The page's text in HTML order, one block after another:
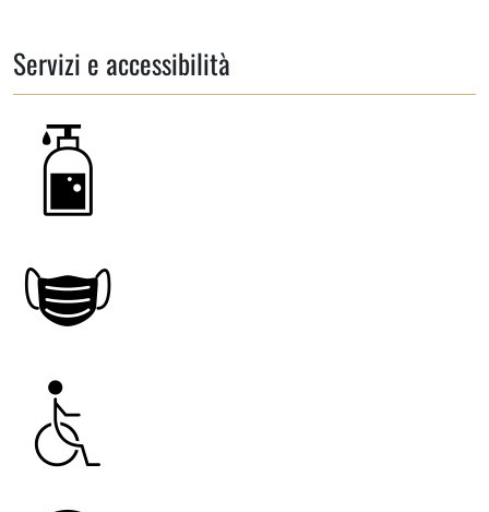
Servizi e accessibilità